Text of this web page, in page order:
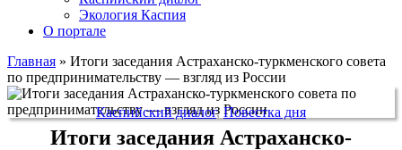
Экология Каспия
О портале
Главная » Итоги заседания Астраханско-туркменского совета
по предпринимательству — взгляд из России
Каспийский диалог, Повестка дня
Итоги заседания Астраханско-